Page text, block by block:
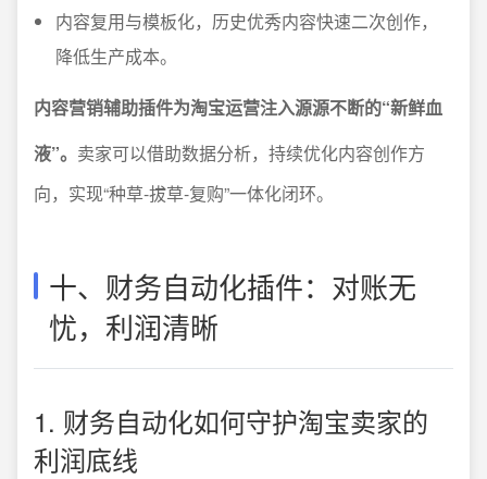
内容复用与模板化，历史优秀内容快速二次创作，
降低生产成本。
内容营销辅助插件为淘宝运营注入源源不断的“新鲜血
液”。 卖家可以借助数据分析，持续优化内容创作方
向，实现“种草-拔草-复购”一体化闭环。
十、财务自动化插件：对账无
忧，利润清晰
1. 财务自动化如何守护淘宝卖家的
利润底线